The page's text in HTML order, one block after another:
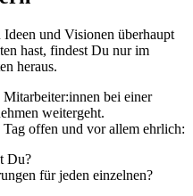
und Visionen überhaupt
hast, findest Du nur im
heraus.
bei einer
weitergeht.
offen und vor allem ehrlich:
Du?
für jeden einzelnen?